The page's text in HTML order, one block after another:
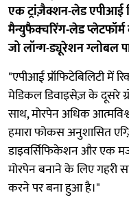
एक ट्रांज़ैक्शन-लेड
मैन्युफैक्चरिंग-लेड
जो लॉन्ग-ड्यूरेशन ग्लोबल
"एपीआई प्रॉफिटेबिलिटी में
मेडिकल डिवाइसेज़ के दूसरे
साथ, मोरपेन अधिक
हमारा फोकस अनुशासित
डाइवर्सिफिकेशन और एक
मोरपेन बनाने के लिए गहरी
करने पर बना हुआ है।"